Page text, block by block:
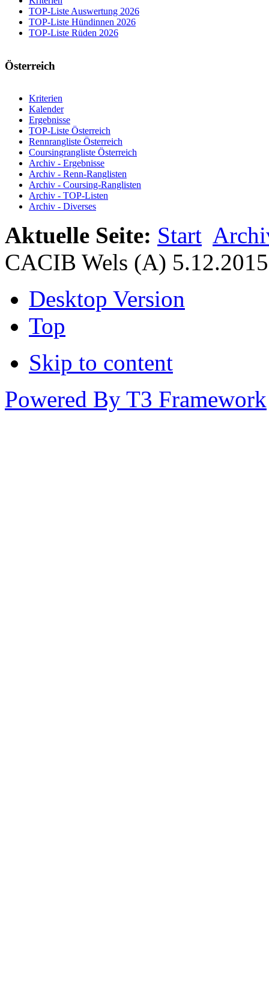
TOP-Liste Auswertung 2026
TOP-Liste Hündinnen 2026
TOP-Liste Rüden 2026
Österreich
Kriterien
Kalender
Ergebnisse
TOP-Liste Österreich
Rennrangliste Österreich
Coursingrangliste Österreich
Archiv - Ergebnisse
Archiv - Renn-Ranglisten
Archiv - Coursing-Ranglisten
Archiv - TOP-Listen
Archiv - Diverses
Aktuelle Seite: Start
CACIB Wels (A)
Desktop Version
Top
Skip to content
Powered By T3 Framework